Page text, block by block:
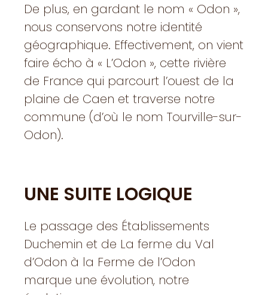
De plus, en gardant le nom « Odon »,
nous conservons notre identité
géographique. Effectivement, on vient
faire écho à « L’Odon », cette rivière
de France qui parcourt l’ouest de la
plaine de Caen et traverse notre
commune (d’où le nom Tourville-sur-
Odon).
UNE SUITE LOGIQUE
Le passage des Établissements
Duchemin et de La ferme du Val
d’Odon à la Ferme de l’Odon
marque une évolution, notre